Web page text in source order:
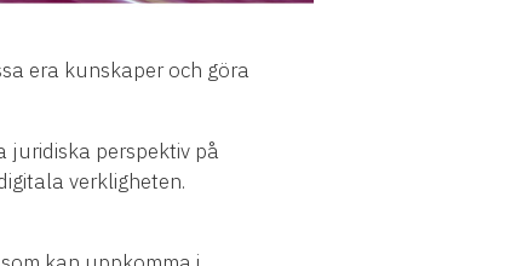
era kunskaper och göra
juridiska perspektiv på
verkligheten.